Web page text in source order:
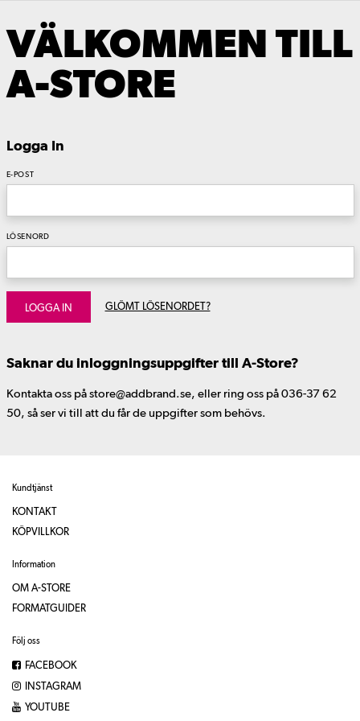
VÄLKOMMEN TILL
A-STORE
Logga In
E-POST
LÖSENORD
LOGGA IN GLÖMT LÖSENORDET?
Saknar du inloggningsuppgifter till A-Store?
Kontakta oss på store@addbrand.se, eller ring oss på 036-37 62
50, så ser vi till att du får de uppgifter som behövs.
Kundtjänst
KONTAKT
KÖPVILLKOR
Information
OM A-STORE
FORMATGUIDER
Följ oss
FACEBOOK
INSTAGRAM
YOUTUBE